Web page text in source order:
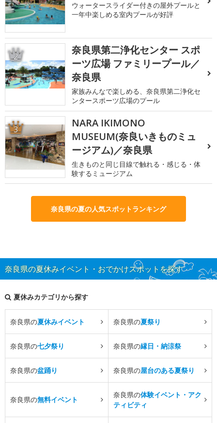
ウォータースライダー付きの屋外プールと
一年中楽しめる室内プールが好評
2
奈良県第二浄化センター スポ
ーツ広場 ファミリープール／
奈良県
家族みんなで楽しめる、奈良県第二浄化セ
ンタースポーツ広場のプール
3
NARA IKIMONO
MUSEUM(奈良いきものミュ
ージアム)／奈良県
生きものと同じ目線で触れる・感じる・体
験するミュージアム
奈良県の夏の人気スポットランキング
奈良県の夏休みイベント・おでかけスポットを探す
夏休みカテゴリから探す
奈良県の夏休みイベント 奈良県の夏祭り
奈良県の七夕祭り 奈良県の縁日・納涼祭
奈良県の盆踊り 奈良県の屋台のある夏祭り
奈良県の無料イベント
奈良県の体験イベント・アク
ティビティ